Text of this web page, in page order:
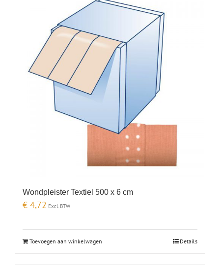
Wondpleister Textiel 500 x 6 cm
€ 4,72 Excl. BTW
Toevoegen aan winkelwagen Details